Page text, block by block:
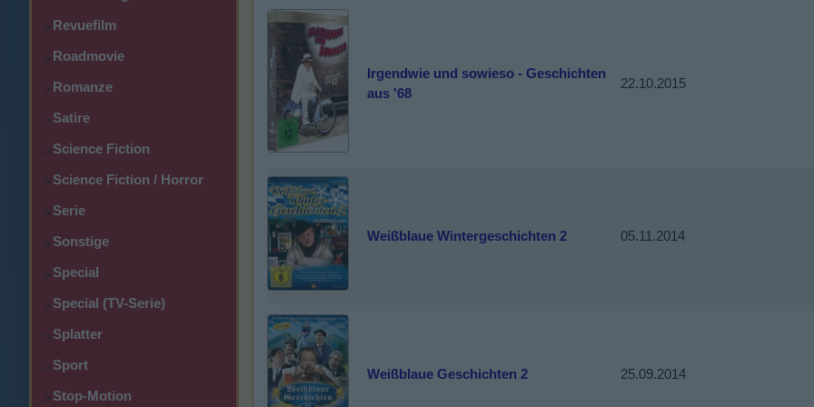
>Revuefilm
>Roadmovie
>Romanze
>Satire
>Science Fiction
>Science Fiction / Horror
>Serie
>Sonstige
>Special
>Special (TV-Serie)
>Splatter
>Sport
>Stop-Motion
Irgendwie und sowieso - Geschichten
aus '68
22.10.2015
Weißblaue Wintergeschichten 2 05.11.2014
Weißblaue Geschichten 2 25.09.2014